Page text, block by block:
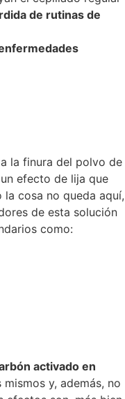
de rutinas de
la finura del polvo de
efecto de lija que
cosa no queda aquí,
de esta solución
como:
activado en
y, además, no